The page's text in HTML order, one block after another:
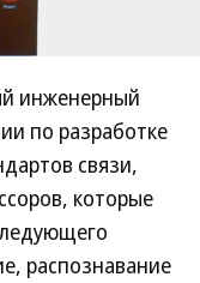
инженерный
по разработке
связи,
которые
распознавание